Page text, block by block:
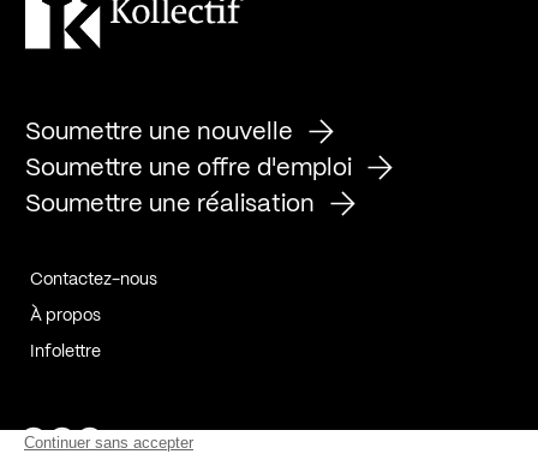
Soumettre une nouvelle
Soumettre une offre d'emploi
Soumettre une réalisation
Contactez-nous
À propos
Infolettre
Page Facebook de Kollectif
Page Instagram de Kollectif
Page Linkedin de Kollectif